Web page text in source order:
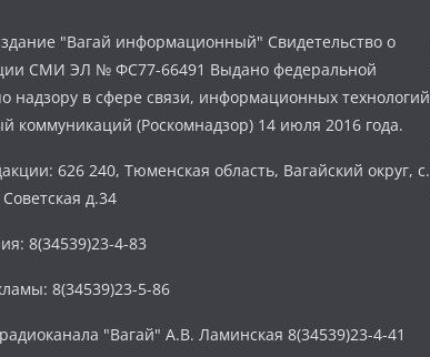
"Вагай информационный" Свидетельство о
СМИ ЭЛ № ФС77-66491 Выдано федеральной
надзору в сфере связи, информационных технологий
коммуникаций (Роскомнадзор) 14 июля 2016 года.
626 240, Тюменская область, Вагайский округ, с.
д.34
8(34539)23-4-83
8(34539)23-5-86
"Вагай" А.В. Ламинская 8(34539)23-4-41